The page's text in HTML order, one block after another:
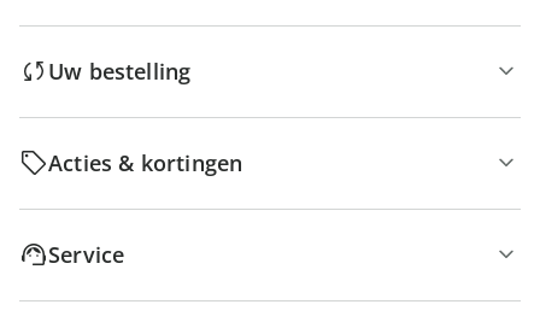
Uw bestelling
Acties & kortingen
Service